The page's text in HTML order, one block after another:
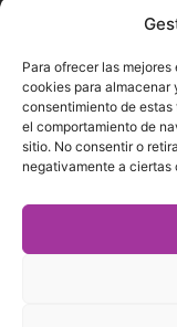
Para ofrecer las
cookies para almacenar
consentimiento de
el comportamiento de
sitio. No consentir o
negativamente a
En Marketin.es
información